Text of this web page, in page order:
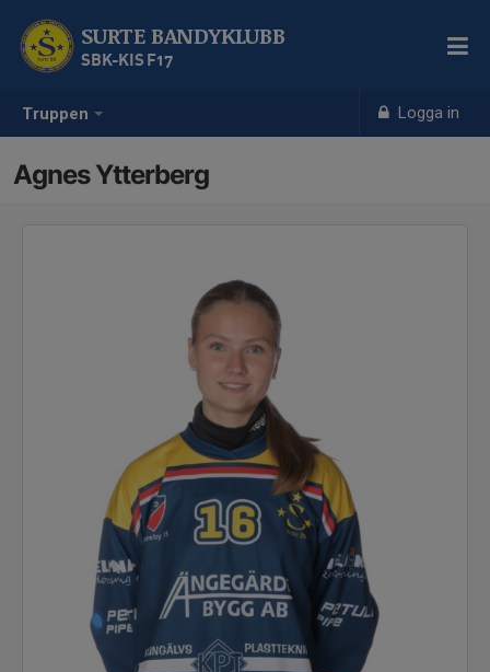
Truppen Logga in
SURTE BANDYKLUBB
SBK-KIS F17
Agnes Ytterberg